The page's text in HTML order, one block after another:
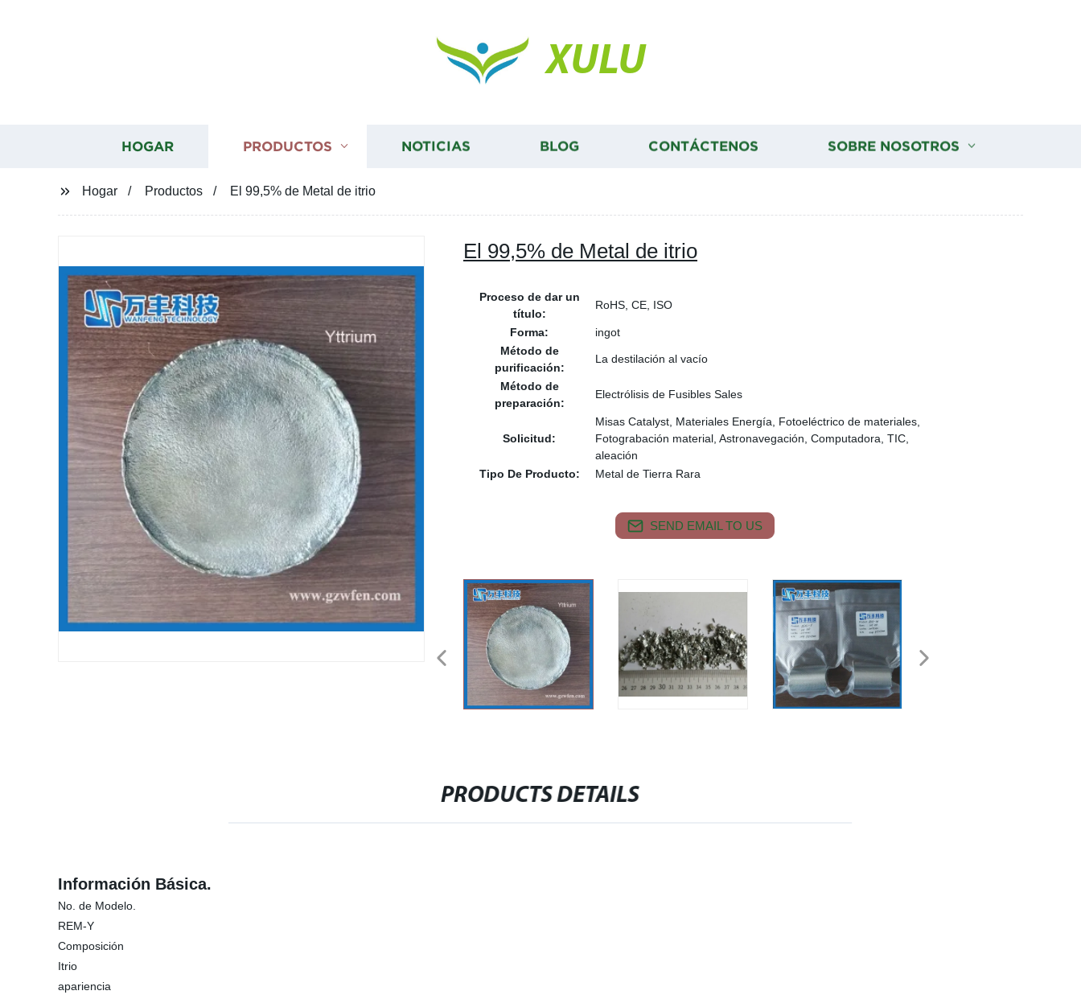
XULU
HOGAR PRODUCTOS NOTICIAS BLOG CONTÁCTENOS SOBRE NOSOTROS
Hogar Productos El 99,5% de Metal de itrio
El 99,5% de Metal de itrio
Proceso de dar un
título:
RoHS, CE, ISO
Forma:
ingot
Método de
purificación:
La destilación al vacío
Método de
preparación:
Electrólisis de Fusibles Sales
Solicitud:
Misas Catalyst, Materiales Energía, Fotoeléctrico de materiales,
Fotograbación material, Astronavegación, Computadora, TIC,
aleación
Tipo De Producto:
Metal de Tierra Rara
SEND EMAIL TO US
PRODUCTS DETAILS
Información Básica.
No. de Modelo.
REM-Y
Composición
Itrio
apariencia